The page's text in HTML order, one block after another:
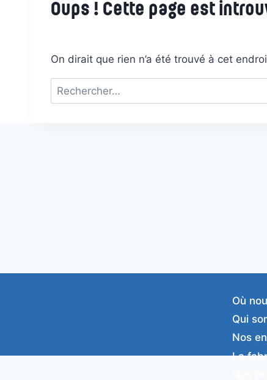
Oups ! Cette page est
On dirait que rien n’a été trouvé à cet
Rechercher :
Où
Qui
Nos
La